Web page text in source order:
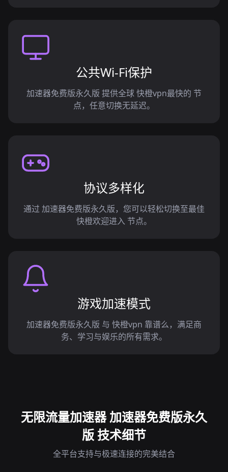
公共Wi-Fi保护
加速器免费版永久版 提供全球 快橙vpn最快的 节
点，任意切换无延迟。
协议多样化
通过 加速器免费版永久版，您可以轻松切换至最佳
快橙欢迎进入 节点。
游戏加速模式
加速器免费版永久版 与 快橙vpn 靠谱么，满足商
务、学习与娱乐的所有需求。
无限流量加速器 加速器免费版永久
版 技术细节
全平台支持与极速连接的完美结合